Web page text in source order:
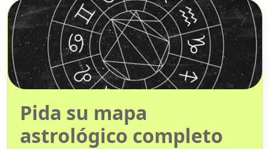
Pida su mapa
astrológico completo